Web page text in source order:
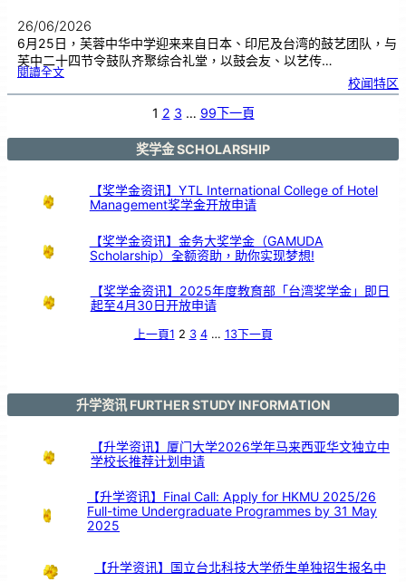
26/06/2026
6月25日，芙蓉中华中学迎来来自日本、印尼及台湾的鼓艺团队，与
芙中二十四节令鼓队齐聚综合礼堂，以鼓会友、以艺传…
閱讀全文:四
队
日
在
校闻特区
1 2 3 … 99下一頁
奖学金 SCHOLARSHIP
【奖学金资讯】YTL International College of Hotel
Management奖学金开放申请
【奖学金资讯】金务大奖学金（GAMUDA
Scholarship）全额资助，助你实现梦想!
【奖学金资讯】2025年度教育部「台湾奖学金」即日
起至4月30日开放申请
上一頁1 2 3 4 … 13下一頁
升学资讯 FURTHER STUDY INFORMATION
【升学资讯】厦门大学2026学年马来西亚华文独立中
学校长推荐计划申请
【升学资讯】Final Call: Apply for HKMU 2025/26
Full-time Undergraduate Programmes by 31 May
2025
【升学资讯】国立台北科技大学侨生单独招生报名中